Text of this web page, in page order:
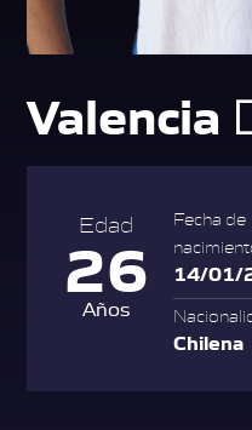
Valencia
Edad
26
Años
Fecha de
14/01/
Chilena